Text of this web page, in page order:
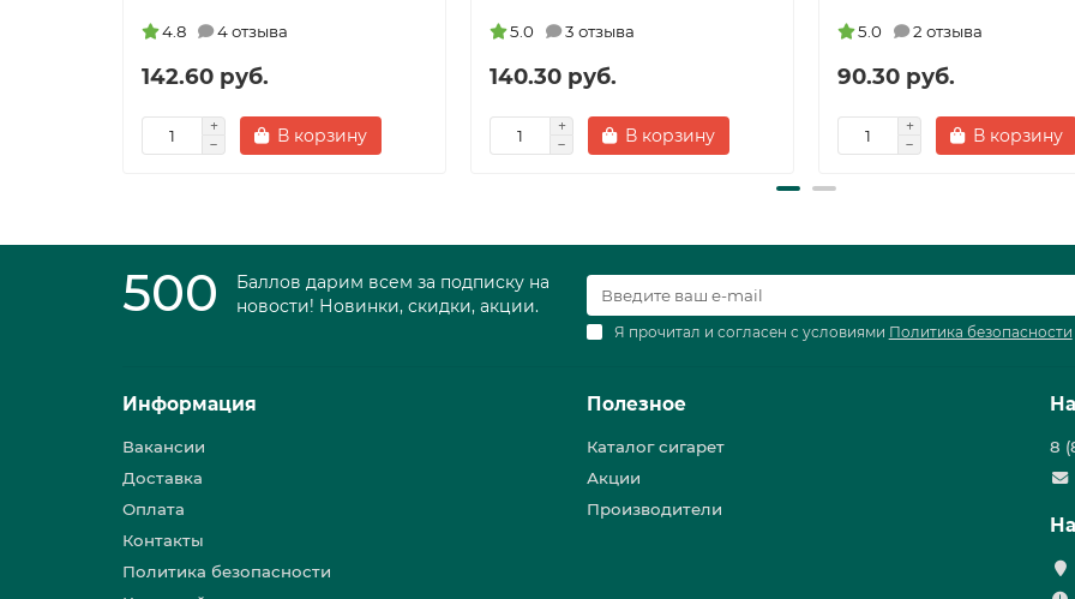
4.8 4 отзыва
142.60 руб.
В корзину
5.0 3 отзыва
140.30 руб.
В корзину
5.0 2 отзыва
90.30 руб.
В корзину
500
Баллов дарим всем за подписку на
новости! Новинки, скидки, акции.
Я прочитал и согласен с условиями Политика безопасности
Информация
Вакансии
Доставка
Оплата
Контакты
Политика безопасности
Полезное
Каталог сигарет
Акции
Производители
8